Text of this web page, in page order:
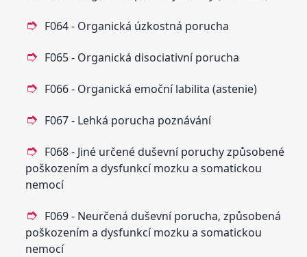
F064 - Organická úzkostná porucha
F065 - Organická disociativní porucha
F066 - Organická emoční labilita (astenie)
F067 - Lehká porucha poznávání
F068 - Jiné určené duševní poruchy způsobené
poškozením a dysfunkcí mozku a somatickou
nemocí
F069 - Neurčená duševní porucha‚ způsobená
poškozením a dysfunkcí mozku a somatickou
nemocí